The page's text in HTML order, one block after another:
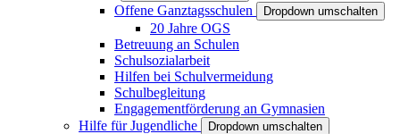
Offene Ganztagsschulen Dropdown umschalten
20 Jahre OGS
Betreuung an Schulen
Schulsozialarbeit
Hilfen bei Schulvermeidung
Schulbegleitung
Engagementförderung an Gymnasien
Hilfe für Jugendliche
Dropdown umschalten